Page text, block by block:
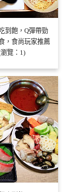
到飽，Q彈帶勁
，食尚玩家推薦
覽：1)